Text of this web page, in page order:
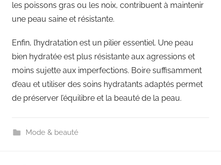
les poissons gras ou les noix, contribuent à maintenir
une peau saine et résistante.
Enfin, l’hydratation est un pilier essentiel. Une peau
bien hydratée est plus résistante aux agressions et
moins sujette aux imperfections. Boire suffisamment
d’eau et utiliser des soins hydratants adaptés permet
de préserver l’équilibre et la beauté de la peau.
Mode & beauté